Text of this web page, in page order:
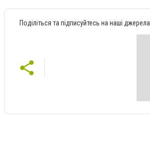
Поділіться та підписуйтесь на наші джерела